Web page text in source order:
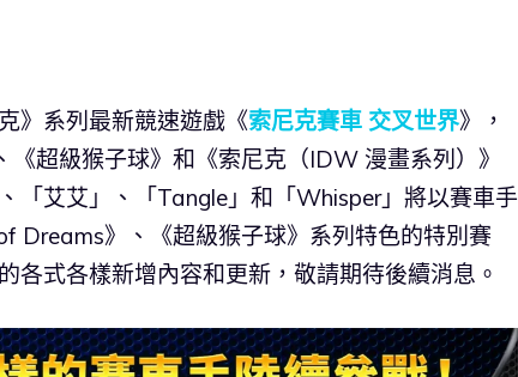
》系列最新競速遊戲《索尼克賽車 交叉世界》，
超級猴子球》和《索尼克（IDW 漫畫系列）》
「艾艾」、「Tangle」和「Whisper」將以賽車手
Dreams》、《超級猴子球》系列特色的特別賽
各式各樣新增內容和更新，敬請期待後續消息。